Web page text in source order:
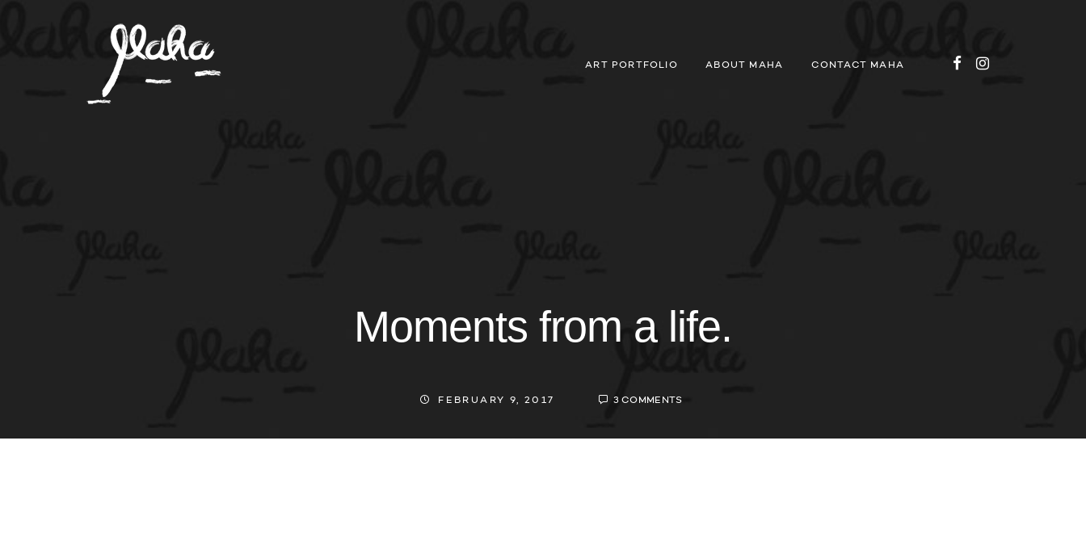
ART PORTFOLIO ABOUT MAHA CONTACT MAHA
Moments from a life.
FEBRUARY 9, 2017 3 COMMENTS